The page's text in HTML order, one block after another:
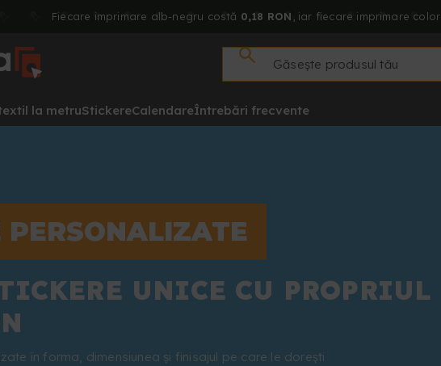
Fiecare imprimare alb-negru costă 0,18 RON , iar fiecare imprimare color
la metruStickereCalendareÎntrebări frecvente
PERSONALIZATE
UNICE CU PROPRIUL
în forma, dimensiunea și finisajul pe care le dorești